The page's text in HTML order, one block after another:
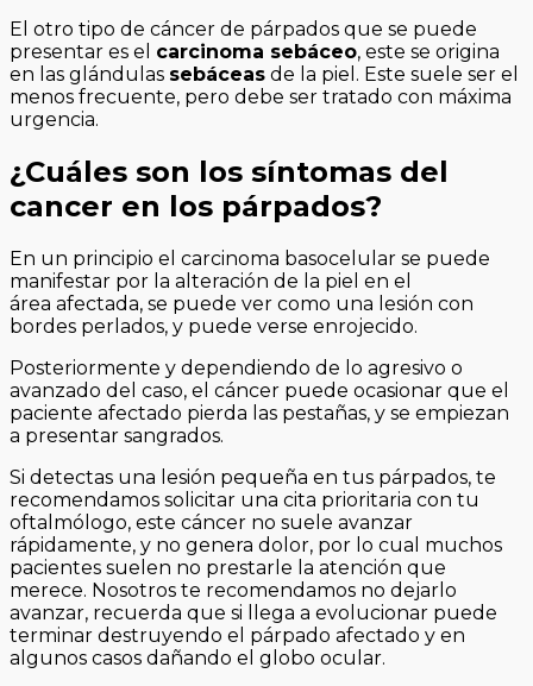
El otro tipo de cáncer de párpados que se puede
presentar es el carcinoma sebáceo, este se origina
en las glándulas sebáceas de la piel. Este suele ser el
menos frecuente, pero debe ser tratado con máxima
urgencia.
¿Cuáles son los síntomas del
cancer en los párpados?
En un principio el carcinoma basocelular se puede
manifestar por la alteración de la piel en el
área afectada, se puede ver como una lesión con
bordes perlados, y puede verse enrojecido.
Posteriormente y dependiendo de lo agresivo o
avanzado del caso, el cáncer puede ocasionar que el
paciente afectado pierda las pestañas, y se empiezan
a presentar sangrados.
Si detectas una lesión pequeña en tus párpados, te
recomendamos solicitar una cita prioritaria con tu
oftalmólogo, este cáncer no suele avanzar
rápidamente, y no genera dolor, por lo cual muchos
pacientes suelen no prestarle la atención que
merece. Nosotros te recomendamos no dejarlo
avanzar, recuerda que si llega a evolucionar puede
terminar destruyendo el párpado afectado y en
algunos casos dañando el globo ocular.